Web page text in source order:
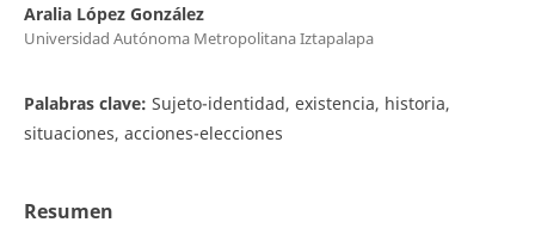
Aralia López González
Universidad Autónoma Metropolitana Iztapalapa
Palabras clave: Sujeto-identidad, existencia, historia,
situaciones, acciones-elecciones
Resumen